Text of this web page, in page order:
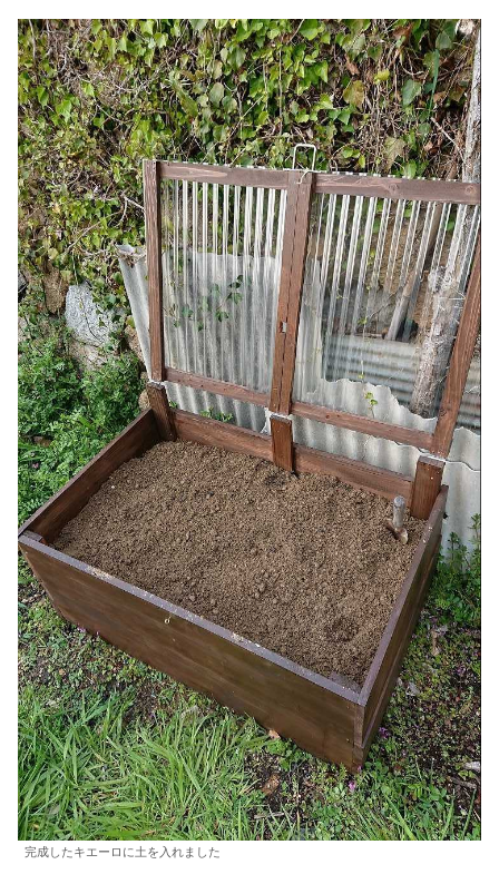
完成したキエーロに土を入れました